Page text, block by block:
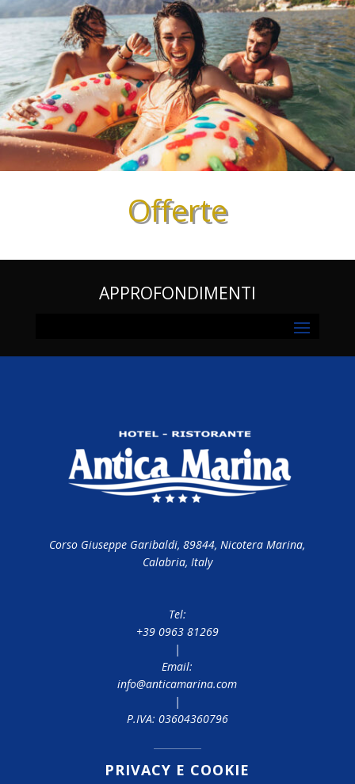
Offerte
APPROFONDIMENTI
Corso Giuseppe Garibaldi, 89844, Nicotera Marina,
Calabria, Italy
Tel:
+39 0963 81269
|
Email:
info@anticamarina.com
|
P.IVA: 03604360796
PRIVACY E COOKIE